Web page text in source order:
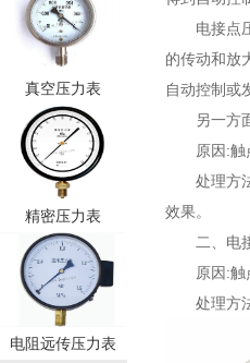
真空压力表
精密压力表
电阻远传压力表
电接点
的传动和放
自动控制或
另一方
原因:
处理方
效果。
二、电
原因:
处理方